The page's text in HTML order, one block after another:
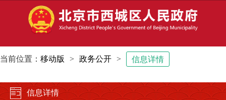
当前位置： 移动版 > 政务公开 > 信息详情
信息详情